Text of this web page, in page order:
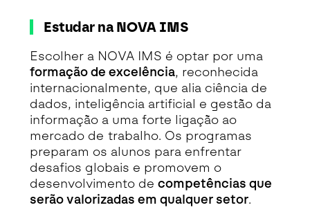
Estudar na NOVA IMS
Escolher a NOVA IMS é optar por uma
formação de excelência, reconhecida
internacionalmente, que alia ciência de
dados, inteligência artificial e gestão da
informação a uma forte ligação ao
mercado de trabalho. Os programas
preparam os alunos para enfrentar
desafios globais e promovem o
desenvolvimento de competências que
serão valorizadas em qualquer setor.